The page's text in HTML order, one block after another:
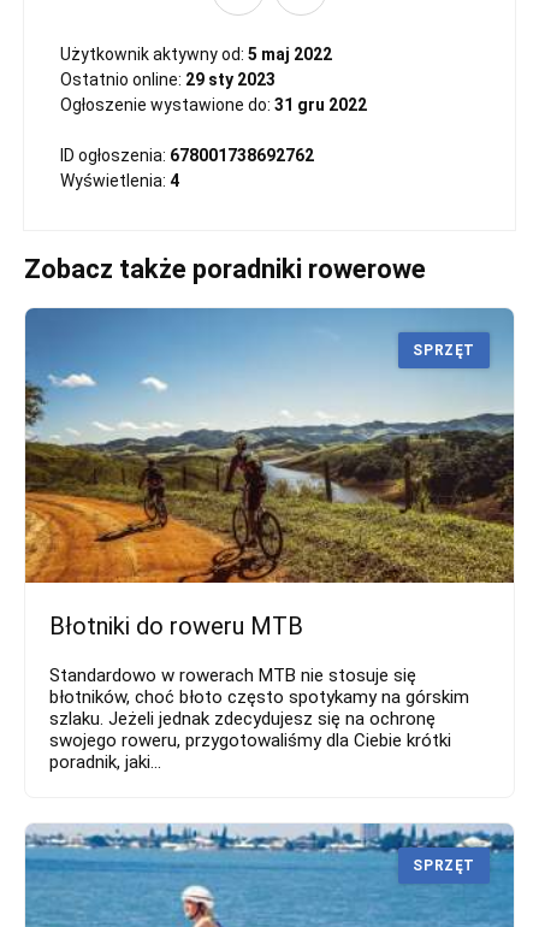
Użytkownik aktywny od: 5 maj 2022
Ostatnio online: 29 sty 2023
Ogłoszenie wystawione do: 31 gru 2022
ID ogłoszenia: 678001738692762
Wyświetlenia: 4
Zobacz także poradniki rowerowe
Błotniki do roweru MTB
Standardowo w rowerach MTB nie stosuje się
błotników, choć błoto często spotykamy na górskim
szlaku. Jeżeli jednak zdecydujesz się na ochronę
swojego roweru, przygotowaliśmy dla Ciebie krótki
poradnik, jaki...
SPRZĘT
SPRZĘT